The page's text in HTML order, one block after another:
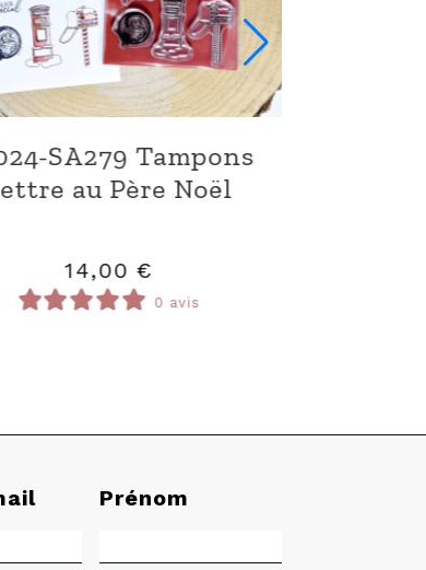
P1024-CC0 Papier Kit
imprimé Cosy Christmas
Prénom